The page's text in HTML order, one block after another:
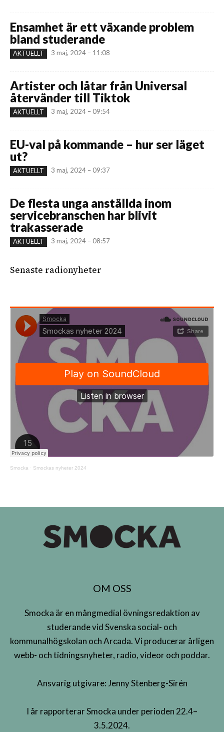
Ensamhet är ett växande problem
bland studerande
AKTUELLT 3 maj, 2024 – 11:08
Artister och låtar från Universal
återvänder till Tiktok
AKTUELLT 3 maj, 2024 – 09:54
EU-val på kommande – hur ser läget
ut?
AKTUELLT 3 maj, 2024 – 09:37
De flesta unga anställda inom
servicebranschen har blivit
trakasserade
AKTUELLT 3 maj, 2024 – 08:57
Senaste radionyheter
Smocka · Smockas nyheter 2024
OM OSS
Smocka är en mångmedial övningsredaktion av
studerande vid Svenska social- och
kommunalhögskolan och Arcada. Vi producerar årligen
webb- och tidningsnyheter, radio, videor och poddar.
Ansvarig utgivare: Jenny Stenberg-Sirén
I år rapporterar Smocka under perioden 22.4–
3.5.2024.